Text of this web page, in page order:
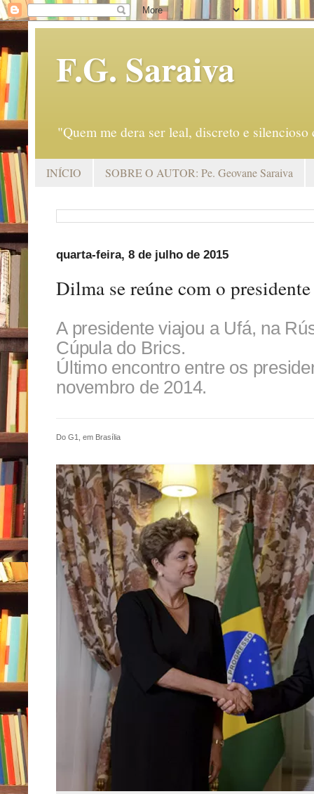
F.G. Saraiva
"Quem me dera ser leal, discreto e
INÍCIO SOBRE O AUTOR: Pe. Geovane Saraiva
quarta-feira, 8 de julho de 2015
Dilma se reúne com o
A presidente viajou a Ufá, na
Cúpula do Brics.
Último encontro entre os
novembro de 2014.
Do G1, em Brasília